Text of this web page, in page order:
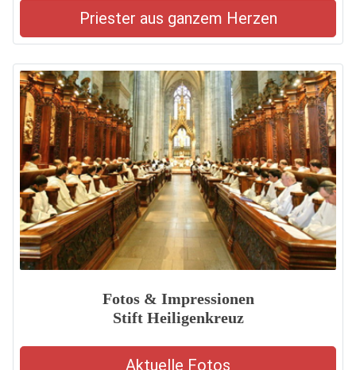
Priester aus ganzem Herzen
Fotos & Impressionen
Stift Heiligenkreuz
Aktuelle Fotos